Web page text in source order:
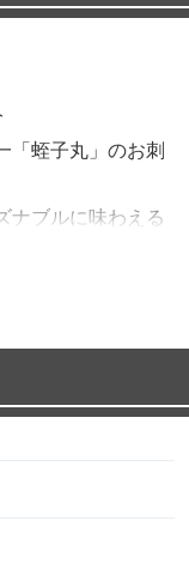
「蛭子丸」のお刺
ナブルに味わえる
たい方向けです
利用でお願いし
承ください